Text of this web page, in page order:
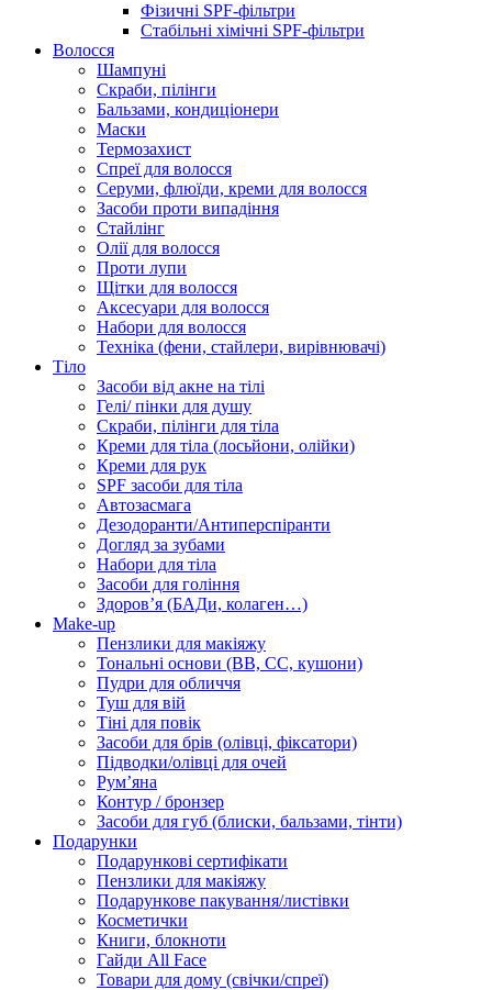
Фізичні SPF-фільтри
Стабільні хімічні SPF-фільтри
Волосся
Шампуні
Скраби, пілінги
Бальзами, кондиціонери
Маски
Термозахист
Спреї для волосся
Серуми, флюїди, креми для волосся
Засоби проти випадіння
Стайлінг
Олії для волосся
Проти лупи
Щітки для волосся
Аксесуари для волосся
Набори для волосся
Техніка (фени, стайлери, вирівнювачі)
Тіло
Засоби від акне на тілі
Гелі/ пінки для душу
Скраби, пілінги для тіла
Креми для тіла (лосьйони, олійки)
Креми для рук
SPF засоби для тіла
Автозасмага
Дезодоранти/Антиперспіранти
Догляд за зубами
Набори для тіла
Засоби для гоління
Здоровʼя (БАДи, колаген…)
Make-up
Пензлики для макіяжу
Тональні основи (BB, CC, кушони)
Пудри для обличчя
Туш для вій
Тіні для повік
Засоби для брів (олівці, фіксатори)
Підводки/олівці для очей
Румʼяна
Контур / бронзер
Засоби для губ (блиски, бальзами, тінти)
Подарунки
Подарункові сертифікати
Пензлики для макіяжу
Подарункове пакування/листівки
Косметички
Книги, блокноти
Гайди All Face
Товари для дому (свічки/спреї)